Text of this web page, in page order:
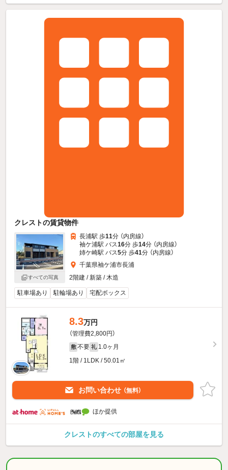
クレストの賃貸物件
すべての写真
長浦駅 歩11分 （内房線）
袖ケ浦駅 バス16分 歩14分 （内房線）
姉ケ崎駅 バス5分 歩41分 （内房線）
千葉県袖ケ浦市長浦
2階建 / 新築 / 木造
駐車場あり 駐輪場あり 宅配ボックス
8.3万円
（管理費2,800円）
敷 不要 礼 1.0ヶ月
1階 / 1LDK / 50.01㎡
お問い合わせ （無料）
ほか提供
クレストのすべての部屋を見る